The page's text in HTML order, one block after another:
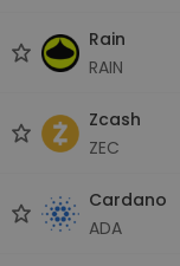
Rain
RAIN
Zcash
ZEC
Cardano
ADA